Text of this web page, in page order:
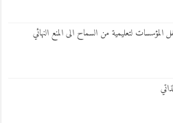
المؤسسات لتعليمية من السماح الى المنع النهائي